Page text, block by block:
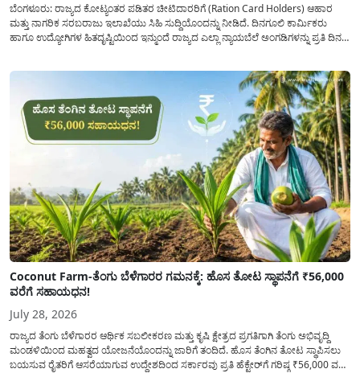
ಬೆಂಗಳೂರು: ರಾಜ್ಯದ ಕೋಟ್ಯಂತರ ಪಡಿತರ ಚೀಟಿದಾರರಿಗೆ (Ration Card Holders) ಆಹಾರ
ಮತ್ತು ನಾಗರಿಕ ಸರಬರಾಜು ಇಲಾಖೆಯು ಸಿಹಿ ಸುದ್ದಿಯೊಂದನ್ನು ನೀಡಿದೆ. ದಿನಗೂಲಿ ಕಾರ್ಮಿಕರು
ಹಾಗೂ ಉದ್ಯೋಗಿಗಳ ಹಿತದೃಷ್ಟಿಯಿಂದ ಇನ್ಮುಂದೆ ರಾಜ್ಯದ ಎಲ್ಲಾ ನ್ಯಾಯಬೆಲೆ ಅಂಗಡಿಗಳನ್ನು ಪ್ರತಿ ದಿನ
Coconut Farm-ತೆಂಗು ಬೆಳೆಗಾರರ ಗಮನಕ್ಕೆ: ಹೊಸ ತೋಟ ಸ್ಥಾಪನೆಗೆ ₹56,000
ವರೆಗೆ ಸಹಾಯಧನ!
July 28, 2026
ರಾಜ್ಯದ ತೆಂಗು ಬೆಳೆಗಾರರ ಆರ್ಥಿಕ ಸಬಲೀಕರಣ ಮತ್ತು ಕೃಷಿ ಕ್ಷೇತ್ರದ ಪ್ರಗತಿಗಾಗಿ ತೆಂಗು ಅಭಿವೃದ್ದಿ
ಮಂಡಳಿಯಿಂದ ಮಹತ್ವದ ಯೋಜನೆಯೊಂದನ್ನು ಜಾರಿಗೆ ತಂದಿದೆ. ಹೊಸ ತೆಂಗಿನ ತೋಟ ಸ್ಥಾಪಿಸಲು
ಬಯಸುವ ರೈತರಿಗೆ ಆಸರೆಯಾಗುವ ಉದ್ದೇಶದಿಂದ ಸರ್ಕಾರವು ಪ್ರತಿ ಹೆಕ್ಟೇರ್‌ಗೆ ಗರಿಷ್ಠ ₹56,000 ವರೆಗೆ